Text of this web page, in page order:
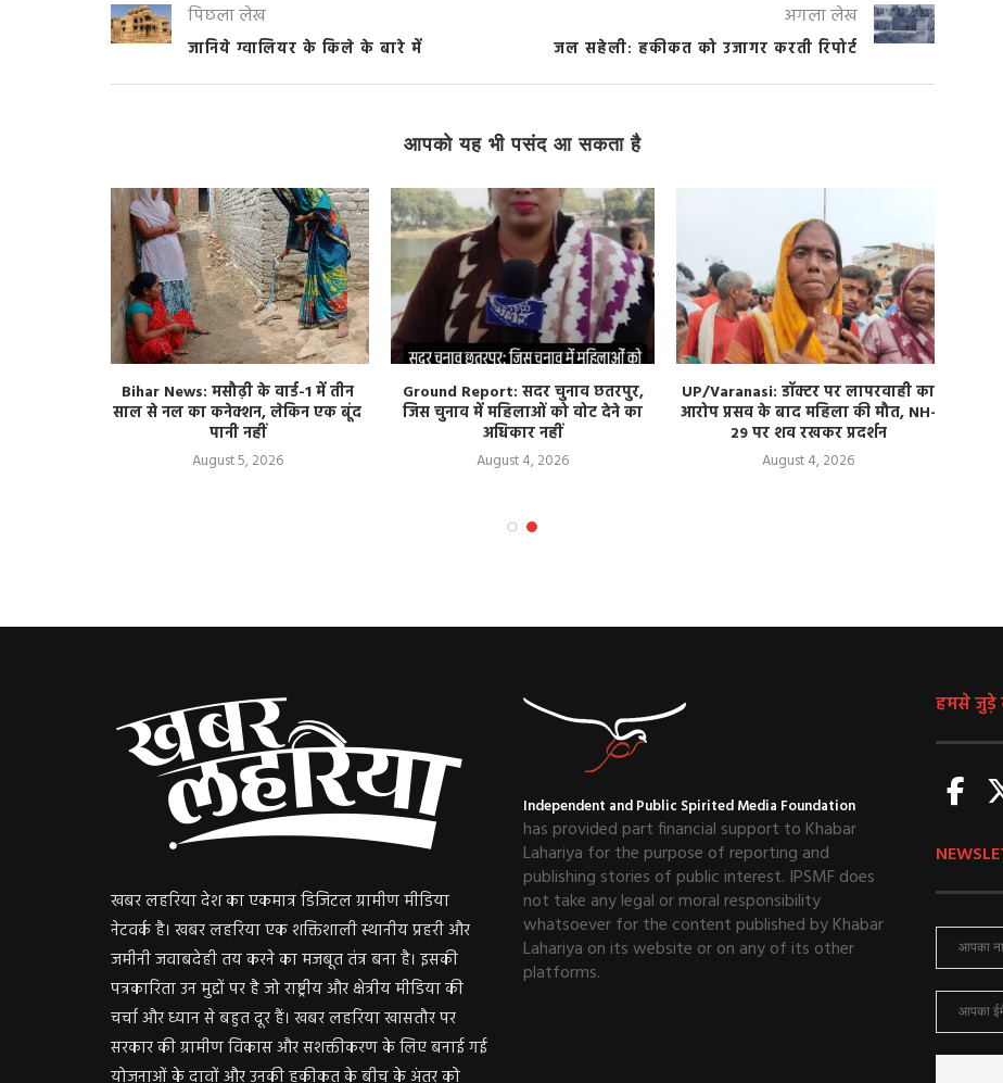
पिछला लेख
जानिये ग्वालियर के किले के बारे में
अगला लेख
जल सहेली: हकीकत को उजागर करती रिपोर्ट
आपको यह भी पसंद आ सकता है
Bihar News: मसौढ़ी के वार्ड-1 में तीन
साल से नल का कनेक्शन, लेकिन एक बूंद
पानी नहीं
August 5, 2026
Ground Report: सदर चुनाव छतरपुर,
जिस चुनाव में महिलाओं को वोट देने का
अधिकार नहीं
August 4, 2026
UP/Varanasi: डॉक्टर पर लापरवाही का
आरोप प्रसव के बाद महिला की मौत, NH-
29 पर शव रखकर प्रदर्शन
August 4, 2026
खबर लहरिया देश का एकमात्र डिजिटल ग्रामीण मीडिया
नेटवर्क है। खबर लहरिया एक शक्तिशाली स्थानीय प्रहरी और
जमीनी जवाबदेही तय करने का मजबूत तंत्र बना है। इसकी
पत्रकारिता उन मुद्दों पर है जो राष्ट्रीय और क्षेत्रीय मीडिया की
चर्चा और ध्यान से बहुत दूर हैं। खबर लहरिया खासतौर पर
सरकार की ग्रामीण विकास और सशक्तीकरण के लिए बनाई गई
योजनाओं के दावों और उनकी हकीकत के बीच के अंतर को
Independent and Public Spirited Media Foundation
has provided part financial support to Khabar
Lahariya for the purpose of reporting and
publishing stories of public interest. IPSMF does
not take any legal or moral responsibility
whatsoever for the content published by Khabar
Lahariya on its website or on any of its other
platforms.
हमसे जुड़े